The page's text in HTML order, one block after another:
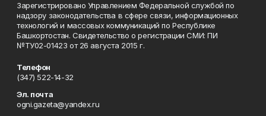
Зарегистрировано Управлением Федеральной службой по
надзору законодательства в сфере связи, информационных
технологий и массовых коммуникаций по Республике
Башкортостан. Свидетельство о регистрации СМИ: ПИ
№ТУ02-01423 от 26 августа 2015 г.
Телефон
(347) 522-14-32
Эл. почта
ogni.gazeta@yandex.ru